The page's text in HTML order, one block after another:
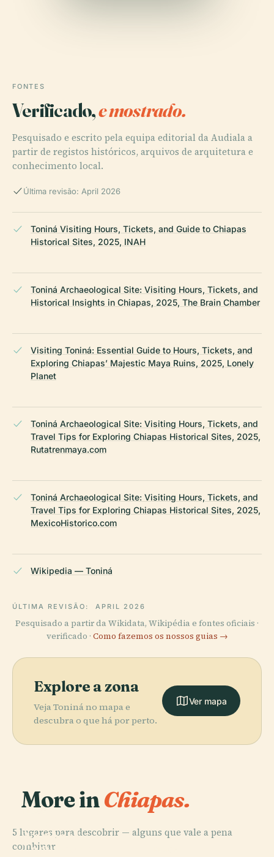
FONTES
Verificado,e mostrado.
Pesquisado e escrito pela equipa editorial da Audiala a
partir de registos históricos, arquivos de arquitetura e
conhecimento local.
Última revisão: April 2026
Toniná Visiting Hours, Tickets, and Guide to Chiapas
Historical Sites, 2025, INAH
Toniná Archaeological Site: Visiting Hours, Tickets, and
Historical Insights in Chiapas, 2025, The Brain Chamber
Visiting Toniná: Essential Guide to Hours, Tickets, and
Exploring Chiapas’ Majestic Maya Ruins, 2025, Lonely
Planet
Toniná Archaeological Site: Visiting Hours, Tickets, and
Travel Tips for Exploring Chiapas Historical Sites, 2025,
Rutatrenmaya.com
Toniná Archaeological Site: Visiting Hours, Tickets, and
Travel Tips for Exploring Chiapas Historical Sites, 2025,
MexicoHistorico.com
Wikipedia — Toniná
ÚLTIMA REVISÃO: APRIL 2026
Pesquisado a partir da Wikidata, Wikipédia e fontes oficiais ·
verificado · Como fazemos os nossos guias →
Explore a zona
Veja Toniná no mapa e
descubra o que há por perto.
Ver mapa
More inChiapas.
5 lugares para descobrir — alguns que vale a pena
combinar.
Nacional
Lagunas de